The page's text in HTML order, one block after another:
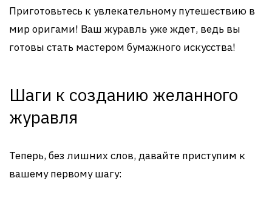
Приготовьтесь к увлекательному путешествию в
мир оригами! Ваш журавль уже ждет, ведь вы
готовы стать мастером бумажного искусства!
Шаги к созданию желанного
журавля
Теперь, без лишних слов, давайте приступим к
вашему первому шагу: